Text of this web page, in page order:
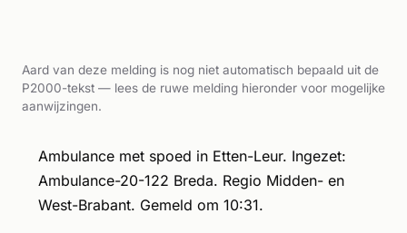
Aard van deze melding is nog niet automatisch bepaald uit de
P2000-tekst — lees de ruwe melding hieronder voor mogelijke
aanwijzingen.
Ambulance met spoed in Etten-Leur. Ingezet:
Ambulance-20-122 Breda. Regio Midden- en
West-Brabant. Gemeld om 10:31.